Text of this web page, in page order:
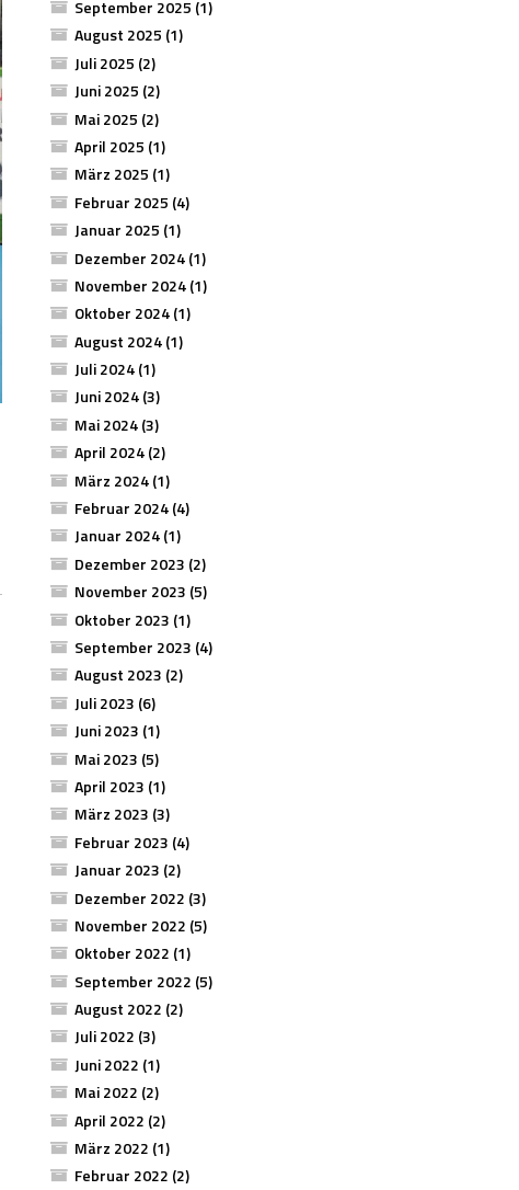
September 2025 (1)
August 2025 (1)
Juli 2025 (2)
Juni 2025 (2)
Mai 2025 (2)
April 2025 (1)
März 2025 (1)
Februar 2025 (4)
Januar 2025 (1)
Dezember 2024(1)
November 2024(1)
Oktober 2024(1)
August 2024(1)
Juli 2024(1)
Juni 2024(3)
Mai 2024(3)
April 2024(2)
März 2024(1)
Februar 2024(4)
Januar 2024(1)
Dezember 2023 (2)
November 2023 (5)
Oktober 2023 (1)
September 2023 (4)
August 2023 (2)
Juli 2023 (6)
Juni 2023 (1)
Mai 2023 (5)
April 2023 (1)
März 2023 (3)
Februar 2023 (4)
Januar 2023 (2)
Dezember 2022 (3)
November 2022 (5)
Oktober 2022 (1)
September 2022 (5)
August 2022 (2)
Juli 2022 (3)
Juni 2022 (1)
Mai 2022 (2)
April 2022 (2)
März 2022 (1)
Februar 2022 (2)